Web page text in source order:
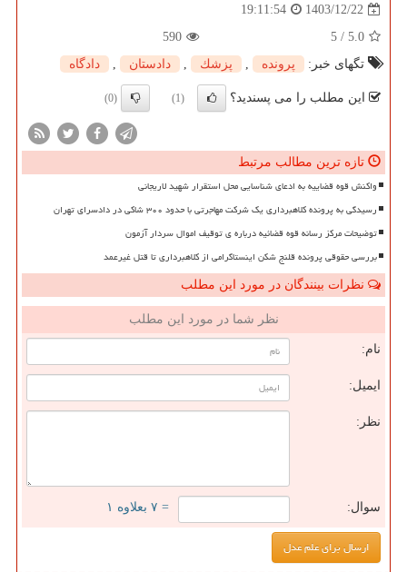
1403/12/22
19:11:54
5.0
/
5
590
تگهای خبر:
پرونده , پزشك , دادستان , دادگاه
این مطلب را می پسندید؟ (1)
(0)
تازه ترین مطالب مرتبط
واکنش قوه قضاییه به ادعای شناسایی محل استقرار شهید لاریجانی
رسیدگی به پرونده کلاهبرداری یک شرکت مهاجرتی با حدود ۳۰۰ شاکی در دادسرای تهران
توضیحات مرکز رسانه قوه قضائیه درباره ی توقیف اموال سردار آزمون
بررسی حقوقی پرونده قلنج شکن اینستاگرامی از کلاهبرداری تا قتل غیرعمد
نظرات بینندگان در مورد این مطلب
نظر شما در مورد این مطلب
نام:
ایمیل:
نظر:
سوال: = ۷ بعلاوه ۱